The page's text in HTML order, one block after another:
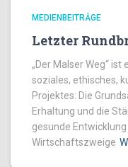
MEDIENBEITRÄGE
Letzter
„Der Malser Weg“
soziales, ethisches,
Projektes: Die
Erhaltung und die
gesunde
Wirtschaftszweige